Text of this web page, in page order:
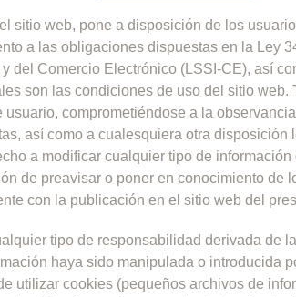
sitio web, pone a disposición de los
a las obligaciones dispuestas en la Ley
del Comercio Electrónico (LSSI-CE), así
son las condiciones de uso del sitio web.
comprometiéndose a la
así como a cualesquiera otra disposición
a modificar cualquier tipo de
de preavisar o poner en conocimiento de
con la publicación en el sitio web del
tipo de responsabilidad derivada de
haya sido manipulada o introducida
utilizar cookies (pequeños archivos de